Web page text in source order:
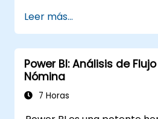
Leer más...
Power BI: Análisis de
Nómina
7 Horas